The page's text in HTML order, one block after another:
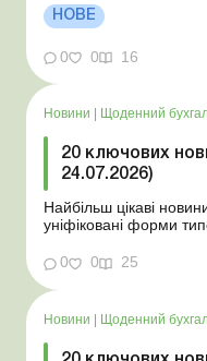
стан Для сільгосппідприємств і ФОП запроваджено нові
одноразові статистичні форми З 2
порядок зарахування
НОВЕ
0 0 16
Новини Щоденний
20 ключових
24.07.2026)
Найбільш цікаві
уніфіковані форми
координаційного
працівника виявлено
0 0 25
Новини | Щоденний